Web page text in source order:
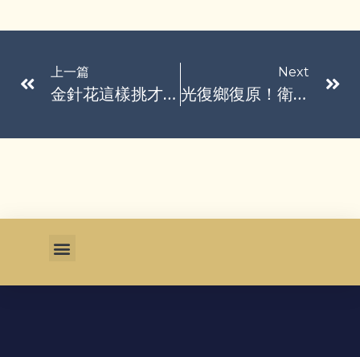
上一篇
金針花這樣挑才對！農糧署曝「保存」小撇步：這樣煮安全又好吃
Next
光復鄉復原！衛福部擬推「一戶一社工」 提供心理諮商